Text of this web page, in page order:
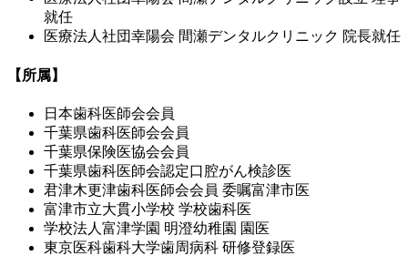
就任
医療法人社団幸陽会 間瀬デンタルクリニック 院長就任
【所属】
日本歯科医師会会員
千葉県歯科医師会会員
千葉県保険医協会会員
千葉県歯科医師会認定口腔がん検診医
君津木更津歯科医師会会員 委嘱富津市医
富津市立大貫小学校 学校歯科医
学校法人富津学園 明澄幼稚園 園医
東京医科歯科大学歯周病科 研修登録医